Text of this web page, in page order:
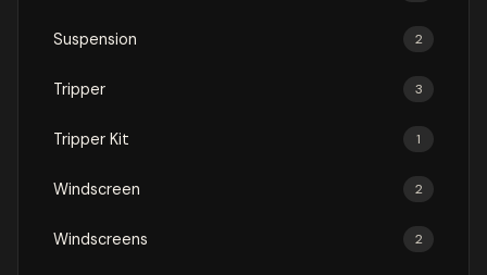
Suspension 2
Tripper 3
Tripper Kit 1
Windscreen 2
Windscreens 2